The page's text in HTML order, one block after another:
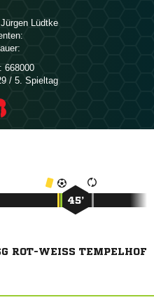
 
668000
/ 5. Spieltag
45’
ROT-WEISS TEMPELHOF